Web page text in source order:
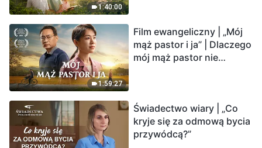
1:40:00
1:59:27
Film ewangeliczny | „Mój
mąż pastor i ja” | Dlaczego
mój mąż pastor nie
Świadectwo wiary | „Co
kryje się za odmową bycia
przywódcą?”